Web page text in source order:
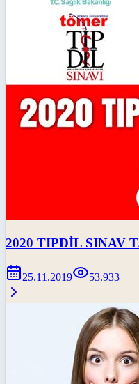
2020 TIPDİL SINAV
25.11.2019 53.933